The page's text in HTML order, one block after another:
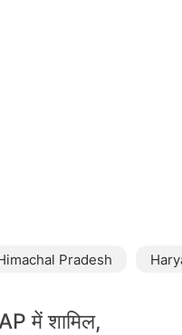
Pradesh
में शामिल,